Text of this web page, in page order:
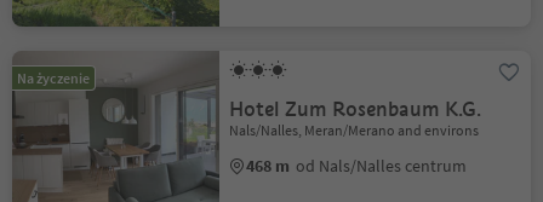
Na życzenie
Hotel Zum Rosenbaum K.G.
Nals/Nalles, Meran/Merano and environs
468 m od Nals/Nalles centrum